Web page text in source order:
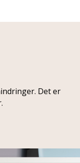
Det er